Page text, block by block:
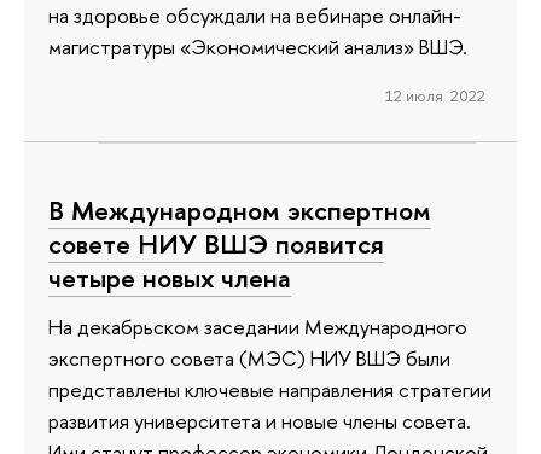
на здоровье обсуждали на вебинаре онлайн-
магистратуры «Экономический анализ» ВШЭ.
12 июля 2022
В Международном экспертном
совете НИУ ВШЭ появится
четыре новых члена
На декабрьском заседании Международного
экспертного совета (МЭС) НИУ ВШЭ были
представлены ключевые направления стратегии
развития университета и новые члены совета.